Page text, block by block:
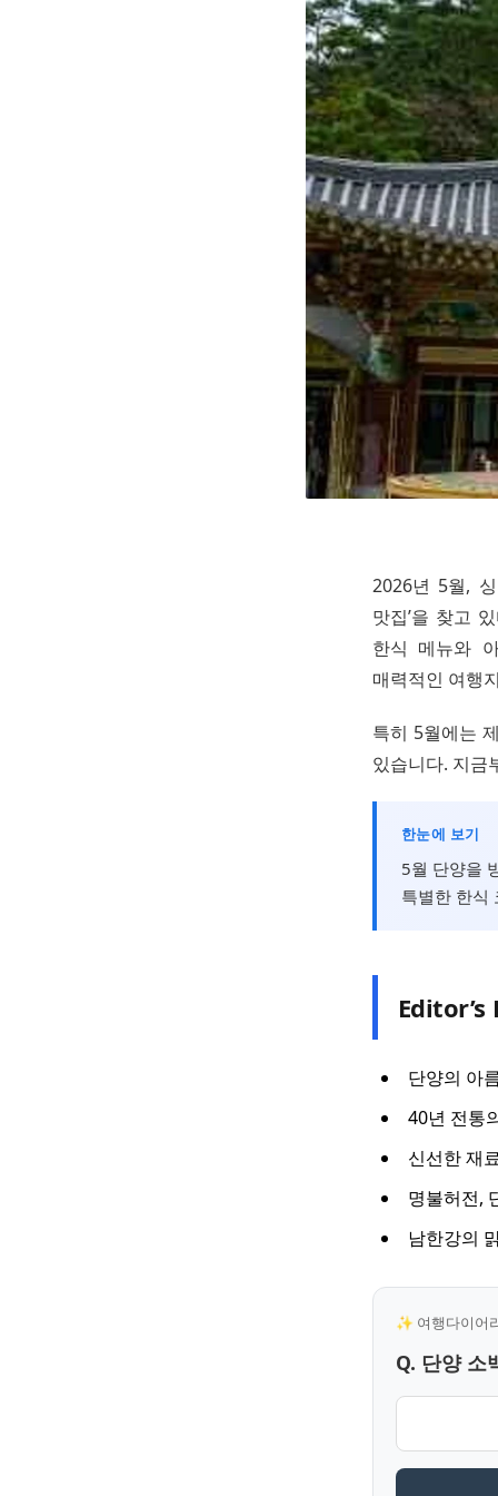
2026년 5월,
맛집’을 찾고
한식 메뉴와
매력적인 여행
특히 5월에는
있습니다. 지금
한눈에 보기
5월 단양을
특별한 한식
Editor’s
단양의 아
40년 전통
신선한 재
명불허전,
남한강의
✨ 여행다이어
Q. 단양 소